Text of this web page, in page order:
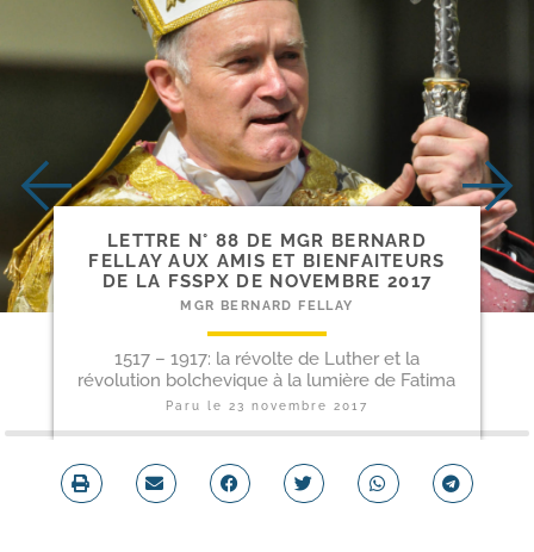
LETTRE N° 88 DE MGR BERNARD
FELLAY AUX AMIS ET BIENFAITEURS
DE LA FSSPX DE NOVEMBRE 2017
MGR BERNARD FELLAY
1517 – 1917: la révolte de Luther et la
révolution bolchevique à la lumière de Fatima
Paru le 23 novembre 2017